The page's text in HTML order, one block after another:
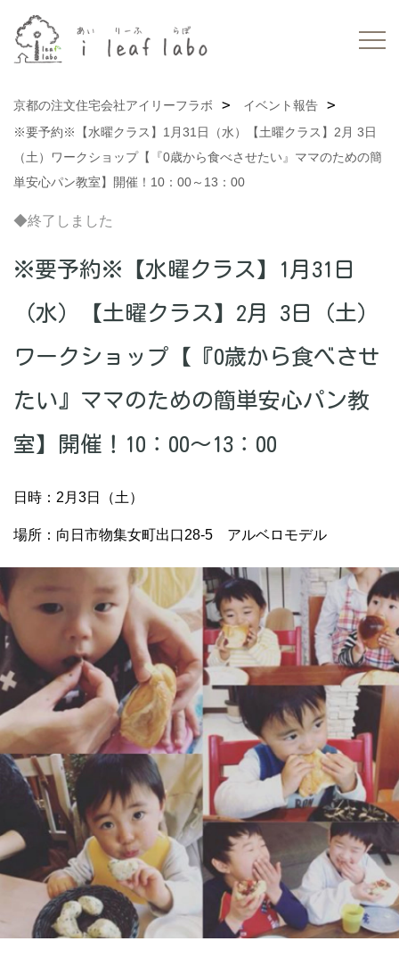
京都の注文住宅会社アイリーフラボ
イベント報告
※要予約※【水曜クラス】1月31日（水）【土曜クラス】2月 3日
（土）ワークショップ【『0歳から食べさせたい』ママのための簡
単安心パン教室】開催！10：00～13：00
◆終了しました
※要予約※【水曜クラス】1月31日
（水）【土曜クラス】2月 3日（土）
ワークショップ【『0歳から食べさせ
たい』ママのための簡単安心パン教
室】開催！10：00～13：00
日時：2月3日（土）
場所：向日市物集女町出口28-5 アルベロモデル